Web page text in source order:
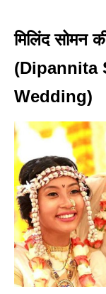
मिलिंद सोमन
(Dipannita
Wedding)